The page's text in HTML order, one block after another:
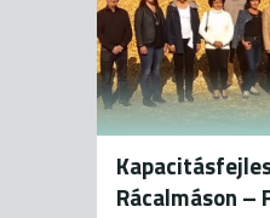
Rácalmáson